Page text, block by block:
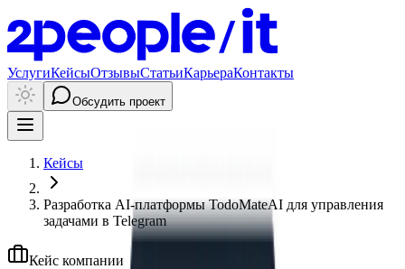
УслугиКейсыОтзывыСтатьиКарьераКонтакты
Обсудить проект
Кейсы
Разработка AI-платформы TodoMateAI для управления
задачами в Telegram
Кейс компании